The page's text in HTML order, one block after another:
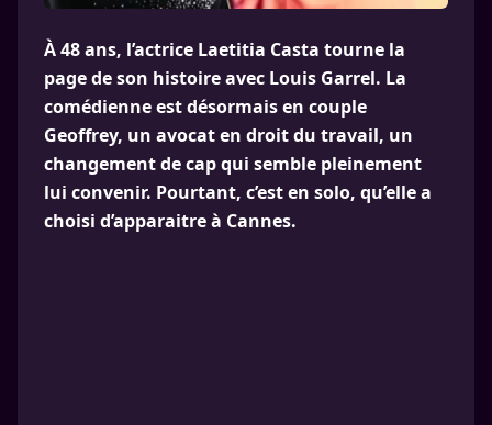
À 48 ans, l’actrice Laetitia Casta tourne la
page de son histoire avec Louis Garrel. La
comédienne est désormais en couple
Geoffrey, un avocat en droit du travail, un
changement de cap qui semble pleinement
lui convenir. Pourtant, c’est en solo, qu’elle a
choisi d’apparaitre à Cannes.